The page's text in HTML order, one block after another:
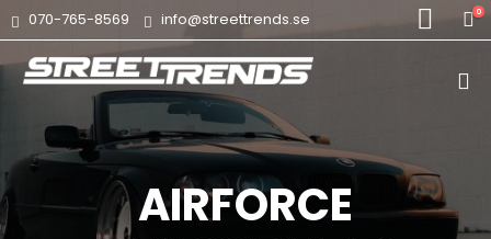
070-765-8569 info@streettrends.se 0
AIRFORCE